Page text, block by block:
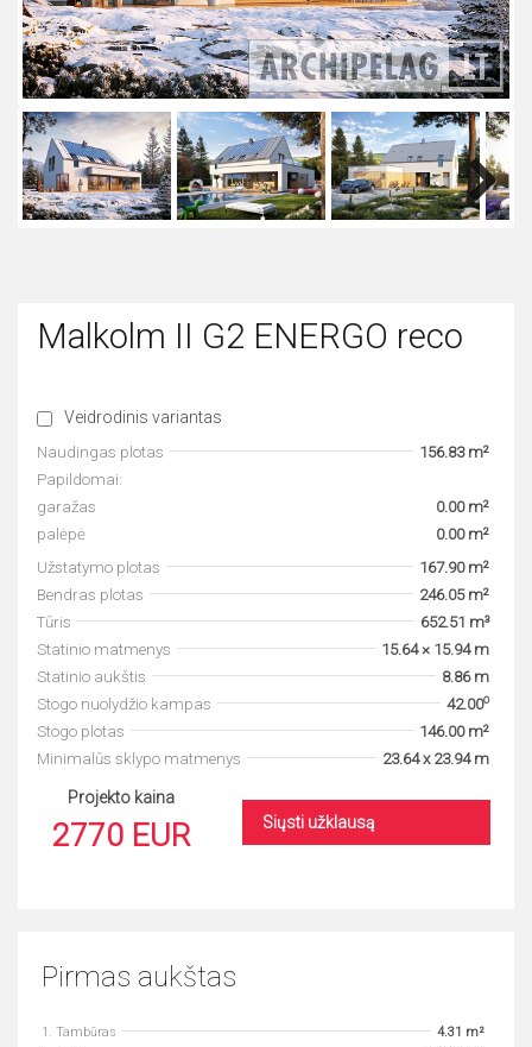
Malkolm II G2 ENERGO reco
Veidrodinis variantas
Naudingas plotas
156.83 m²
Papildomai:
garažas
0.00 m²
palėpė
0.00 m²
Užstatymo plotas
167.90 m²
Bendras plotas
246.05 m²
Tūris
652.51 m³
Statinio matmenys
15.64 × 15.94 m
Statinio aukštis
8.86 m
Stogo nuolydžio kampas
42.00o
Stogo plotas
146.00 m²
Minimalūs sklypo matmenys
23.64 x 23.94 m
Projekto kaina
2770 EUR Siųsti užklausą
Pirmas aukštas
1. Tambūras
4.31 m²